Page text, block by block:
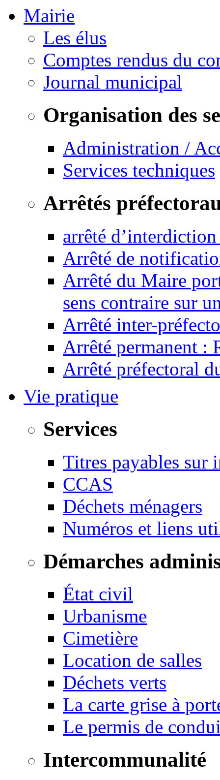
Mairie
Les élus
Comptes rendus du
Journal municipal
Organisation des
Administration /
Services techniques
Arrêtés
arrêté
Arrêté de
Arrêté du Maire
sens contraire sur
Arrêté inter-
Arrêté permanent :
Arrêté préfectoral
Vie pratique
Services
Titres payables sur
CCAS
Déchets ménagers
Numéros et liens
Démarches
État civil
Urbanisme
Cimetière
Location de salles
Déchets verts
La carte grise à
Le permis de
Intercommunalité